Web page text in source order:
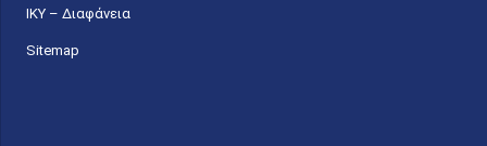
ΙΚΥ – Διαφάνεια
Sitemap